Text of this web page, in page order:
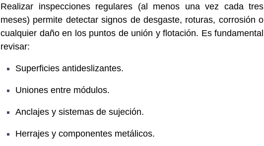
Realizar inspecciones regulares (al menos una vez cada tres
meses) permite detectar signos de desgaste, roturas, corrosión o
cualquier daño en los puntos de unión y flotación. Es fundamental
revisar:
Superficies antideslizantes.
Uniones entre módulos.
Anclajes y sistemas de sujeción.
Herrajes y componentes metálicos.